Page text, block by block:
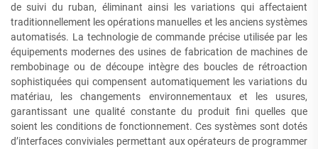
de suivi du ruban, éliminant ainsi les variations qui affectaient
traditionnellement les opérations manuelles et les anciens systèmes
automatisés. La technologie de commande précise utilisée par les
équipements modernes des usines de fabrication de machines de
rembobinage ou de découpe intègre des boucles de rétroaction
sophistiquées qui compensent automatiquement les variations du
matériau, les changements environnementaux et les usures,
garantissant une qualité constante du produit fini quelles que
soient les conditions de fonctionnement. Ces systèmes sont dotés
d’interfaces conviviales permettant aux opérateurs de programmer